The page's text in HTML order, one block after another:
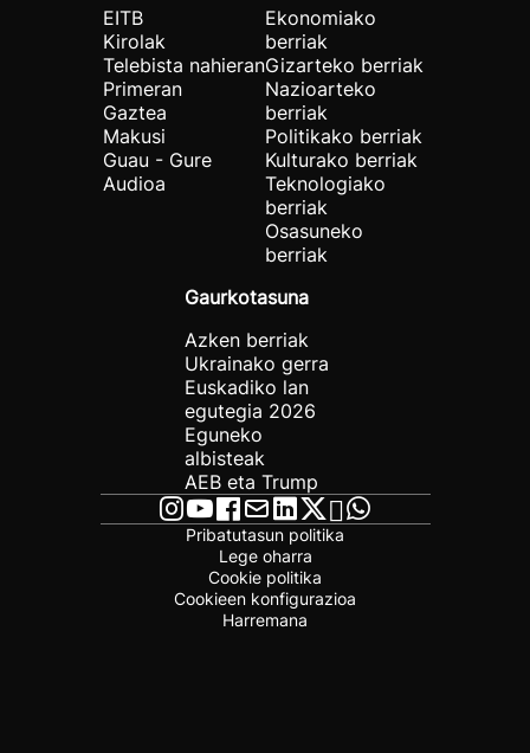
EITB
Kirolak
Telebista nahieran
Primeran
Gaztea
Makusi
Guau - Gure
Audioa
Ekonomiako
berriak
Gizarteko berriak
Nazioarteko
berriak
Politikako berriak
Kulturako berriak
Teknologiako
berriak
Osasuneko
berriak
Gaurkotasuna
Azken berriak
Ukrainako gerra
Euskadiko lan
egutegia 2026
Eguneko
albisteak
AEB eta Trump
Pribatutasun politika
Lege oharra
Cookie politika
Cookieen konfigurazioa
Harremana